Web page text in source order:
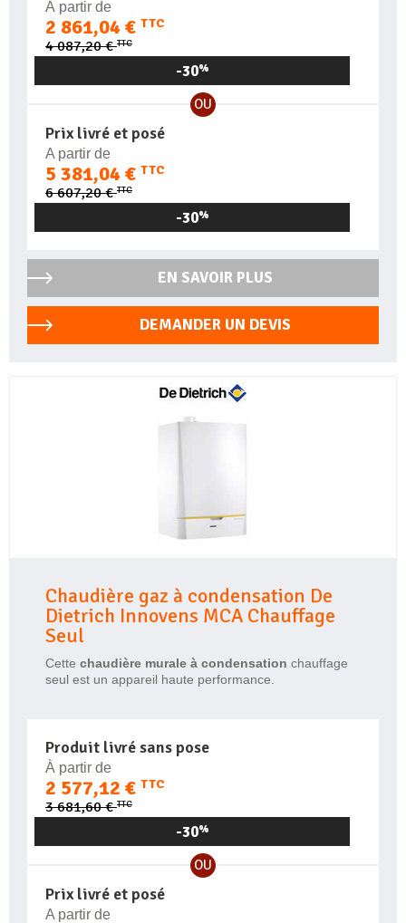
À partir de
2 861,04 € TTC
4 087,20 €TTC
-30%
OU
Prix livré et posé
A partir de
5 381,04 € TTC
6 607,20 €TTC
-30%
EN SAVOIR PLUS
DEMANDER UN DEVIS
Chaudière gaz à condensation De
Dietrich Innovens MCA Chauffage
Seul
Cette chaudière murale à condensation chauffage
seul est un appareil haute performance.
Produit livré sans pose
À partir de
2 577,12 € TTC
3 681,60 €TTC
-30%
OU
Prix livré et posé
A partir de